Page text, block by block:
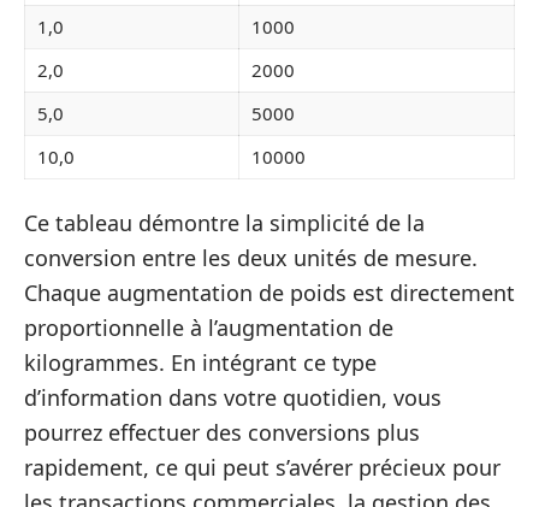
1,0
1000
2,0
2000
5,0
5000
10,0
10000
Ce tableau démontre la simplicité de la
conversion entre les deux unités de mesure.
Chaque augmentation de poids est directement
proportionnelle à l’augmentation de
kilogrammes. En intégrant ce type
d’information dans votre quotidien, vous
pourrez effectuer des conversions plus
rapidement, ce qui peut s’avérer précieux pour